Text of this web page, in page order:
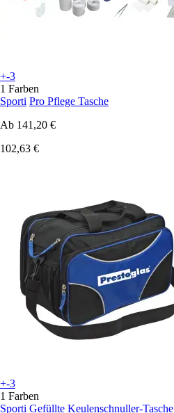
+-3
1 Farben
Sporti Pro Pflege Tasche
Ab 141,20 €
102,63 €
+-3
1 Farben
Sporti Gefüllte Keulenschnuller-Tasche